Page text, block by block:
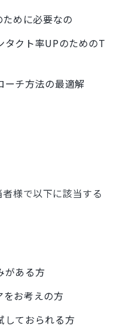
めに必要なの
タクト率UPのためのT
ーチ方法の最適解
様で以下に該当する
がある方
をお考えの方
しておられる方